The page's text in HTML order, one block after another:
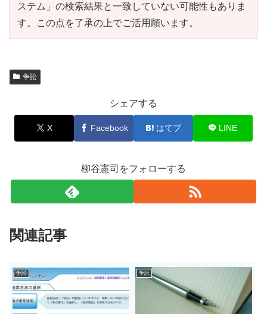
ステム」の検索結果と一致していない可能性もありま
す。この点を了承の上でご活用願います。
争訟
シェアする
X Facebook はてブ LINE
柳谷憲司をフォローする
関連記事
争訟 争訟